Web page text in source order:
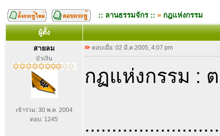
:: ลานธรรมจักร :: » กฎแห่งกรรม
ผู้ตั้ง
สายลม
บัวเงิน
เข้าร่วม: 30 พ.ค. 2004
ตอบ: 1245
ตอบเมื่อ: 02 มี.ค.2005, 4:07 pm
กฏแห่งกรรม :